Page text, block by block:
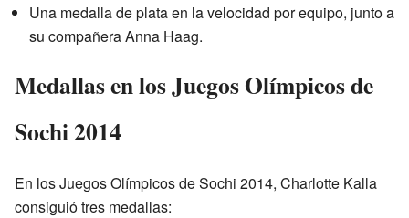
Una medalla de plata en la velocidad por equipo, junto a
su compañera Anna Haag.
Medallas en los Juegos Olímpicos de
Sochi 2014
En los Juegos Olímpicos de Sochi 2014, Charlotte Kalla
consiguió tres medallas: